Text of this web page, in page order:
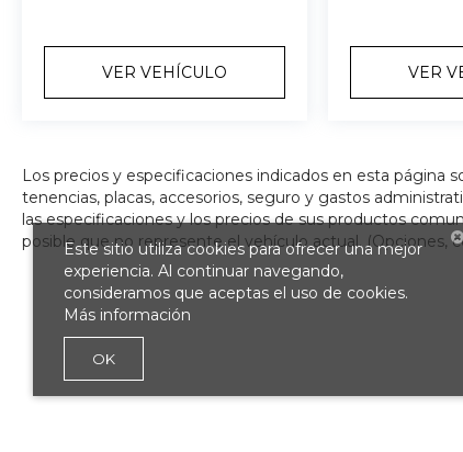
VER VEHÍCULO VER
Los precios y especificaciones indicados en esta página
tenencias, placas, accesorios, seguro y gastos
las especificaciones y los precios de sus productos
posible que no represente el vehículo actual. (Opciones,
Este sitio utiliza cookies para ofrecer una mejor
experiencia. Al continuar navegando,
consideramos que aceptas el uso de cookies.
Más información
OK